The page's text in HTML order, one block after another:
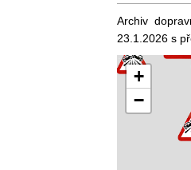
Archiv
23.1.2026 s
+
−